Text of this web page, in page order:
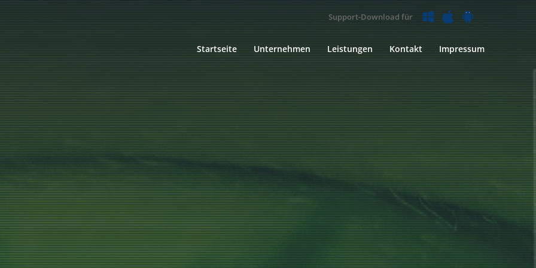
Support-Download für
Startseite Unternehmen Leistungen Kontakt Impressum